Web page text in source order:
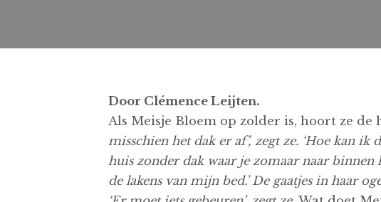
Door Clémence Leijten.
Als Meisje Bloem op zolder is, hoort ze de
misschien het dak er af’, zegt ze. ‘Hoe kan ik
huis zonder dak waar je zomaar naar binnen
de lakens van mijn bed.’ De gaatjes in haar